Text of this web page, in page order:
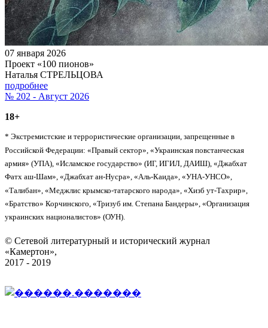
07 января 2026
Проект «100 пионов»
Наталья СТРЕЛЬЦОВА
подробнее
№ 202 - Август 2026
18+
* Экстремистские и террористические организации, запрещенные в
Российской Федерации: «Правый сектор», «Украинская повстанческая
армия» (УПА), «Исламское государство» (ИГ, ИГИЛ, ДАИШ), «Джабхат
Фатх аш-Шам», «Джабхат ан-Нусра», «Аль-Каида», «УНА-УНСО»,
«Талибан», «Меджлис крымско-татарского народа», «Хизб ут-Тахрир»,
«Братство» Корчинского, «Тризуб им. Степана Бандеры», «Организация
украинских националистов» (ОУН).
© Сетевой литературный и исторический журнал
«Камертон»,
2017 - 2019